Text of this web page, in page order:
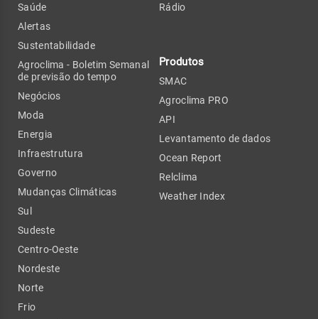
Saúde
Alertas
Sustentabilidade
Agroclima - Boletim Semanal
de previsão do tempo
Negócios
Moda
Energia
Infraestrutura
Governo
Mudanças Climáticas
Sul
Sudeste
Centro-Oeste
Nordeste
Norte
Frio
Rádio
Produtos
SMAC
Agroclima PRO
API
Levantamento de dados
Ocean Report
Relclima
Weather Index